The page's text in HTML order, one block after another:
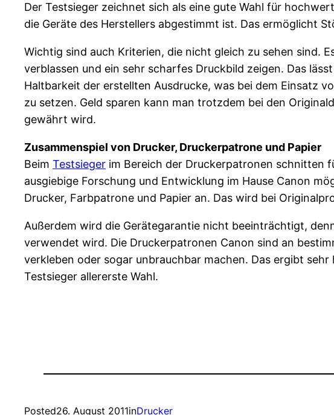
Der Testsieger zeichnet sich als eine gute Wahl für
die Geräte des Herstellers abgestimmt ist. Das ermöglicht
Wichtig sind auch Kriterien, die nicht gleich zu sehen sind.
verblassen und ein sehr scharfes Druckbild zeigen. Das
Haltbarkeit der erstellten Ausdrucke, was bei dem Einsatz
zu setzen. Geld sparen kann man trotzdem bei den
gewährt wird.
Zusammenspiel von Drucker, Druckerpatrone und Papier
Beim Testsieger im Bereich der Druckerpatronen schnitten
ausgiebige Forschung und Entwicklung im Hause Canon
Drucker, Farbpatrone und Papier an. Das wird bei
Außerdem wird die Gerätegarantie nicht beeinträchtigt,
verwendet wird. Die Druckerpatronen Canon sind an
verkleben oder sogar unbrauchbar machen. Das ergibt
Testsieger allererste Wahl.
Posted26. August 2011inDrucker